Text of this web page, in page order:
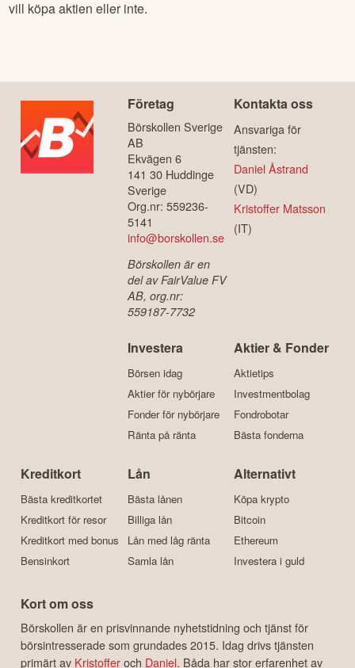
vill köpa aktien eller inte.
Företag
Börskollen Sverige
AB
Ekvägen 6
141 30 Huddinge
Sverige
Org.nr: 559236-
5141
info@borskollen.se
Börskollen är en
del av FairValue FV
AB, org.nr:
559187-7732
Kontakta oss
Ansvariga för
tjänsten:
Daniel Åstrand
(VD)
Kristoffer Matsson
(IT)
Investera
Börsen idag
Aktier för nybörjare
Fonder för nybörjare
Ränta på ränta
Aktier & Fonder
Aktietips
Investmentbolag
Fondrobotar
Bästa fonderna
Kreditkort
Bästa kreditkortet
Kreditkort för resor
Kreditkort med bonus
Bensinkort
Lån
Bästa lånen
Billiga lån
Lån med låg ränta
Samla lån
Alternativt
Köpa krypto
Bitcoin
Ethereum
Investera i guld
Kort om oss
Börskollen är en prisvinnande nyhetstidning och tjänst för
börsintresserade som grundades 2015. Idag drivs tjänsten
primärt av Kristofferoch Daniel. Båda har stor erfarenhet av